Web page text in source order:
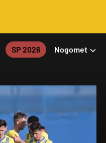
SP 2026 Nogomet